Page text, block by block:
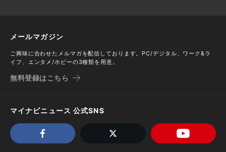
メールマガジン
ご興味に合わせたメルマガを配信しております。PC/デジタル、ワーク&ラ
イフ、エンタメ/ホビーの3種類を用意。
無料登録はこちら
マイナビニュース 公式SNS